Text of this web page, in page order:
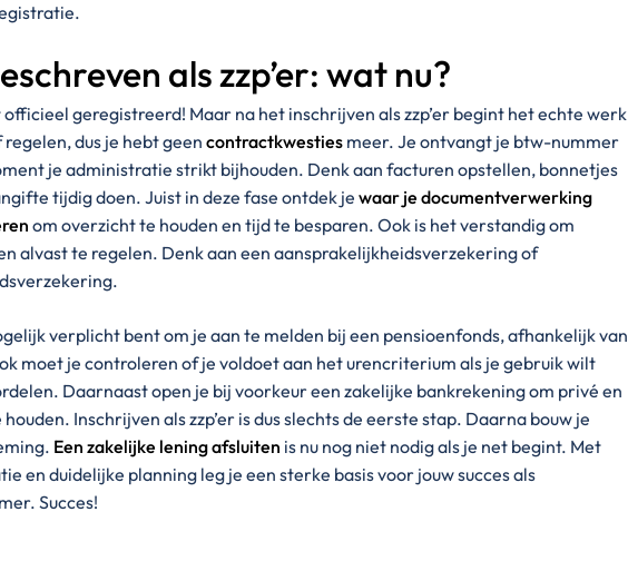
als zzp’er: wat nu?
geregistreerd! Maar na het inschrijven als zzp’er begint het echte werk
dus je hebt geen contractkwesties meer. Je ontvangt je btw-nummer
je administratie strikt bijhouden. Denk aan facturen opstellen, bonnetjes
tijdig doen. Juist in deze fase ontdek je waar je documentverwerking
om overzicht te houden en tijd te besparen. Ook is het verstandig om
alvast te regelen. Denk aan een aansprakelijkheidsverzekering of
verplicht bent om je aan te melden bij een pensioenfonds, afhankelijk van
moet je controleren of je voldoet aan het urencriterium als je gebruik wilt
Daarnaast open je bij voorkeur een zakelijke bankrekening om privé en
Inschrijven als zzp’er is dus slechts de eerste stap. Daarna bouw je
Een zakelijke lening afsluiten is nu nog niet nodig als je net begint. Met
en duidelijke planning leg je een sterke basis voor jouw succes als
Succes!